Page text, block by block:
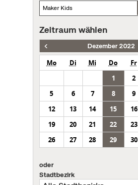
Zeitraum wählen
Dezember 2022
Mo Di Mi Do Fr
1
2
5
6 7 8 9
12
13 14 15 16
19
20 21 22 23
26
27 28 29 30
oder
Stadtbezirk